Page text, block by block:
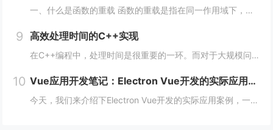
一、什么是函数的重载 函数的重载是指在同一作用域下，可以定义多个同名函数，但是这些同名函数的参数列表必须不同。参数的不同可以是数量上的不同、类型上的不同、顺序上的不同等，只要这些函数的参数列表不完全一致即可。 二、如何实现函数的重载 1...
9 高效处理时间的C++实现
在C++编程中，处理时间是很重要的一环。而对于大规模问题，如数据处理、机器学习、计算机视觉等领域，时间的效率更是至关重要。本文将从多个方面阐述如何在C++编程中高效处理时间。 一、使用STL算法 STL（标准模板库）是C++的一个重要部分...
10 Vue应用开发笔记：Electron Vue开发的实际应用案例
今天，我们来介绍下Electron Vue开发的实际应用案例，一起往下学习吧！开头：Electron Vue开发的实际应用案例随着移动互联网的不断普及，桌面应用程序的需求也越来越多。而Electron Vue作为一种基于JavaScript...